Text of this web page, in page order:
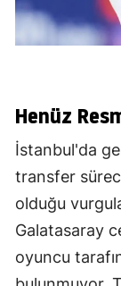
Henüz
İstanbul'da
transfer
olduğu
Galatasaray
oyuncu